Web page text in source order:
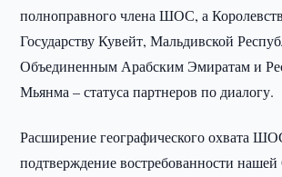
полноправного члена ШОС, а
Государству Кувейт, Мальдивской
Объединенным Арабским Эмиратам и
Мьянма – статуса партнеров по диалогу.
Расширение географического охвата
подтверждение востребованности